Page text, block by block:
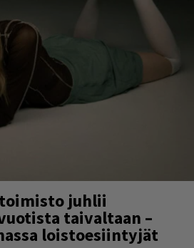
juhlii
taivaltaan –
loistoesiintyjät